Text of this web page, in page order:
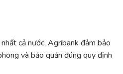
cả nước, Agribank đảm bảo
và bảo quản đúng quy định